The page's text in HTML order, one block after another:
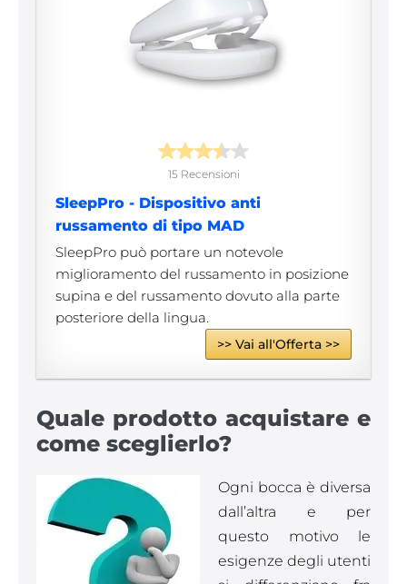
15 Recensioni
SleepPro - Dispositivo anti
russamento di tipo MAD
SleepPro può portare un notevole
miglioramento del russamento in posizione
supina e del russamento dovuto alla parte
posteriore della lingua.
>> Vai all'Offerta >>
Quale prodotto acquistare e
come sceglierlo?
Ogni bocca è diversa
dall’altra e per
questo motivo le
esigenze degli utenti